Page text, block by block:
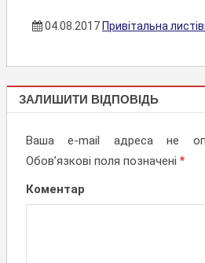
04.08.2017 Привітальна
ПРИВІТАЛЬНІ
ЛИСТІВКИ,
ЗАЛИШИТИ ВІДПОВІДЬ
Ваша e-mail адреса не
Обов’язкові поля позначені *
Коментар